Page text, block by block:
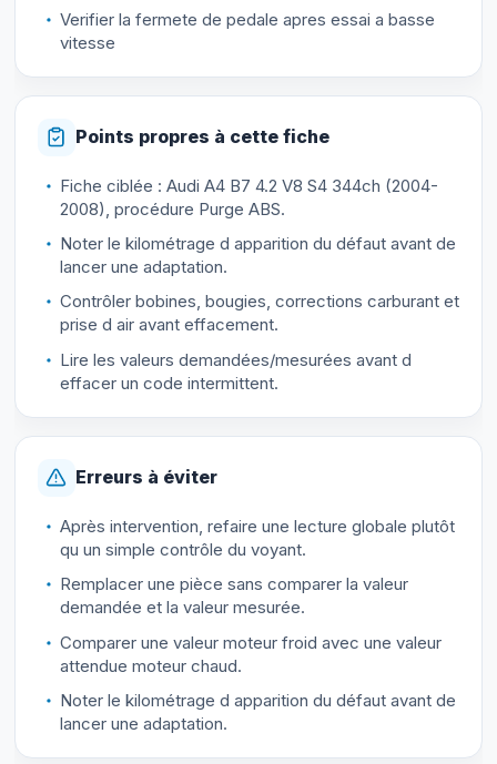
Verifier la fermete de pedale apres essai a basse
vitesse
Points propres à cette fiche
Fiche ciblée : Audi A4 B7 4.2 V8 S4 344ch (2004-
2008), procédure Purge ABS.
Noter le kilométrage d apparition du défaut avant de
lancer une adaptation.
Contrôler bobines, bougies, corrections carburant et
prise d air avant effacement.
Lire les valeurs demandées/mesurées avant d
effacer un code intermittent.
Erreurs à éviter
Après intervention, refaire une lecture globale plutôt
qu un simple contrôle du voyant.
Remplacer une pièce sans comparer la valeur
demandée et la valeur mesurée.
Comparer une valeur moteur froid avec une valeur
attendue moteur chaud.
Noter le kilométrage d apparition du défaut avant de
lancer une adaptation.